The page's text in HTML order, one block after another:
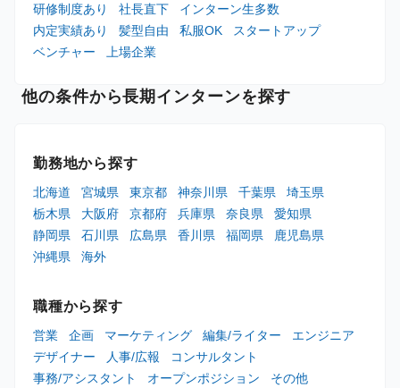
研修制度あり
社長直下
インターン生多数
内定実績あり
髪型自由 私服OK
スタートアップ
ベンチャー
上場企業
他の条件から長期インターンを探す
勤務地から探す
北海道 宮城県 東京都 神奈川県 千葉県
埼玉県
栃木県
大阪府 京都府 兵庫県 奈良県
愛知県
静岡県
石川県 広島県 香川県 福岡県
鹿児島県
沖縄県
海外
職種から探す
営業 企画 マーケティング 編集/ライター
エンジニア
デザイナー
人事/広報
コンサルタント
事務/アシスタント
オープンポジション その他